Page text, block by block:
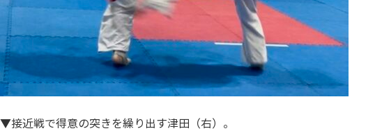
▼接近戦で得意の突きを繰り出す津田（右）。